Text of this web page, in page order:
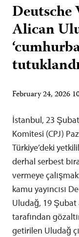
Alican
February 24, 2026
İstanbul, 23
Komitesi (CPJ)
Türkiye’deki
derhal serbest
vermeye
kamu yayıncısı
Uludağ, 19 Şubat
tarafından
getirilen Uludağ